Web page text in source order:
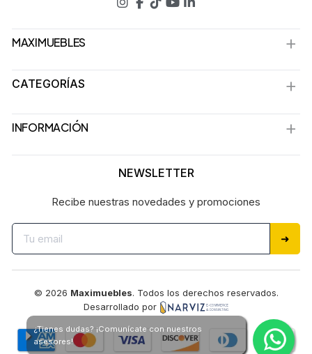
MAXIMUEBLES
CATEGORÍAS
INFORMACIÓN
NEWSLETTER
Recibe nuestras novedades y promociones
➜
© 2026 Maximuebles. Todos los derechos reservados.
Desarrollado por
¿Tienes dudas? ¡Comunícate con nuestros
asesores!